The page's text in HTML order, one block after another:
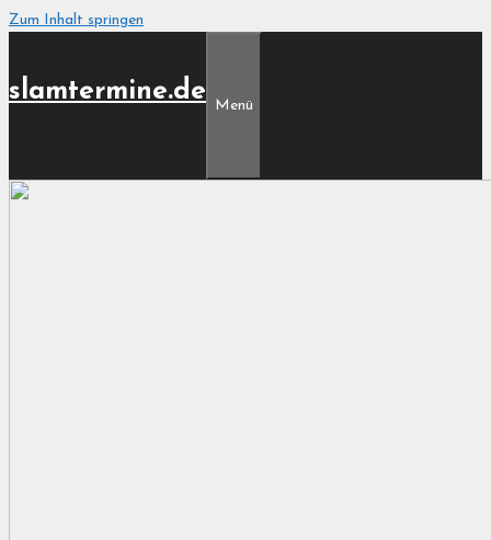
Zum Inhalt springen
slamtermine.de
Menü